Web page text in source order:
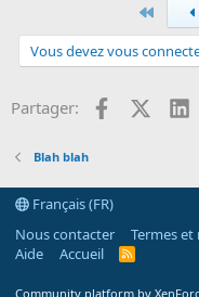
Vous devez vous
Partager: Facebook
X
Blah blah
Français (FR)
Nous contacter
Termes et
Aide
Accueil
R
Community platform by